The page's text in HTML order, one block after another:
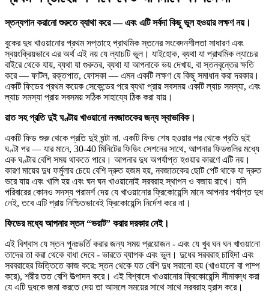
স্তন্যপান করানো শুরুতে ব্যাথা করে — এবং এটি সর্বদা কিছু ভুল হওয়ার লক্ষণ নয়।
বুকের দুধ খাওয়ানোর প্রথম সপ্তাহে প্রাথমিক স্তনের সংবেদনশীলতা সাধারণ এবং
স্বয়ংক্রিয়ভাবে এর অর্থ এই নয় যে ল্যাচটি ভুল। যাইহোক, ব্যথা যা প্রাথমিক ল্যাচের
বাইরে থেকে যায়, ব্যথা যা গুরুতর, ব্যথা যা আপনাকে ভয় দেখায়, বা স্তনবৃন্তের ক্ষতি
করে — ফাটল, রক্তপাত, ফোসকা — এমন একটি লক্ষণ যে কিছু সমাধান করা দরকার।
একটি ফিডের প্রথম কয়েক সেকেন্ডের পরে ব্যথা প্রায় সবসময় একটি ল্যাচ সমস্যা, এবং
ল্যাচ সমস্যা প্রায় সবসময় সঠিক সাহায্যে ঠিক করা যায়।
রাত সহ প্রতি দুই ঘণ্টায় খাওয়ানো নবজাতকের জন্য স্বাভাবিক।
একটি ফিড শুরু থেকে প্রতি দুই ঘন্টা না. একটি ফিড শেষ হওয়ার পর থেকে প্রতি দুই
ঘণ্টা পর — যার মানে, 30-40 মিনিটের ফিডিং সেশনের সাথে, আপনার ফিডগুলির মধ্যে
এক ঘণ্টার বেশি সময় থাকতে পারে। আপনার দুধ অপর্যাপ্ত হওয়ার কারণে এটি নয়।
কারণ মায়ের দুধ ফর্মুলার চেয়ে বেশি দ্রুত হজম হয়, নবজাতকের ছোট পেট থাকে যা দ্রুত
ভরে যায় এবং খালি হয় এবং ঘন ঘন খাওয়ানোই সরবরাহ স্থাপন ও বজায় রাখে। যদি
পরিবারের কোনও সদস্য পরামর্শ দেয় যে খাওয়ানোর ফ্রিকোয়েন্সি মানে আপনার পর্যাপ্ত দুধ
নেই, তবে এটি প্রায় নিশ্চিতভাবেই ফ্রিকোয়েন্সি নির্দেশ করে না।
ফিডের মধ্যে আপনার স্তন “ভরাট” করার দরকার নেই।
এই বিশ্বাস যে স্তন পুনঃভর্তি করার জন্য সময় প্রয়োজন - এবং যে খুব ঘন ঘন খাওয়ানো
তাদের তা করা থেকে বাধা দেবে - ভারতে ব্যাপক এবং ভুল। দুধের সরবরাহ চাহিদা এবং
সরবরাহের ভিত্তিতে কাজ করে: স্তন থেকে যত বেশি দুধ সরানো হয় (খাওয়ানো বা পাম্প
করে), শরীর তত বেশি উত্পাদন করে। এই বিশ্বাসে খাওয়ানোর ফ্রিকোয়েন্সি সীমাবদ্ধ করা
যে এটি দুধকে জমা করতে দেয় তা আসলে সময়ের সাথে সাথে সরবরাহ হ্রাস করে।